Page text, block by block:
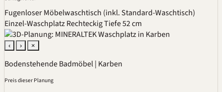
Fugenloser Möbelwaschtisch (inkl. Standard-Waschtisch)
Einzel-WaschplatzRechteckigTiefe 52 cm
‹ › ×
Bodenstehende Badmöbel | Karben
Preis dieser Planung